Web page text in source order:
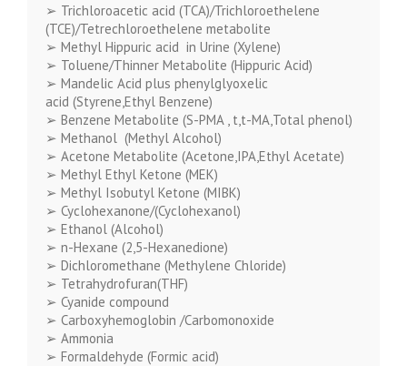
➢ Trichloroacetic acid (TCA)/Trichloroethelene
(TCE)/Tetrechloroethelene metabolite
➢ Methyl Hippuric acid in Urine (Xylene)
➢ Toluene/Thinner Metabolite (Hippuric Acid)
➢ Mandelic Acid plus phenylglyoxelic
acid (Styrene,Ethyl Benzene)
➢ Benzene Metabolite (S-PMA , t,t-MA,Total phenol)
➢ Methanol (Methyl Alcohol)
➢ Acetone Metabolite (Acetone,IPA,Ethyl Acetate)
➢ Methyl Ethyl Ketone (MEK)
➢ Methyl Isobutyl Ketone (MIBK)
➢ Cyclohexanone/(Cyclohexanol)
➢ Ethanol (Alcohol)
➢ n-Hexane (2,5-Hexanedione)
➢ Dichloromethane (Methylene Chloride)
➢ Tetrahydrofuran(THF)
➢ Cyanide compound
➢ Carboxyhemoglobin /Carbomonoxide
➢ Ammonia
➢ Formaldehyde (Formic acid)